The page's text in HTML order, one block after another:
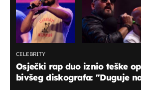
CELEBRITY
Osječki rap duo iznio teške
bivšeg diskografa: "Duguje